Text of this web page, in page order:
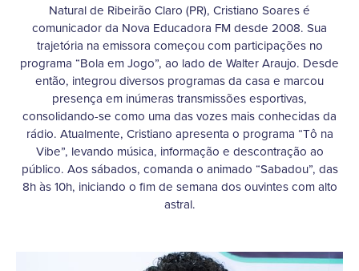
Natural de Ribeirão Claro (PR), Cristiano Soares é
comunicador da Nova Educadora FM desde 2008. Sua
trajetória na emissora começou com participações no
programa “Bola em Jogo”, ao lado de Walter Araujo. Desde
então, integrou diversos programas da casa e marcou
presença em inúmeras transmissões esportivas,
consolidando-se como uma das vozes mais conhecidas da
rádio. Atualmente, Cristiano apresenta o programa “Tô na
Vibe”, levando música, informação e descontração ao
público. Aos sábados, comanda o animado “Sabadou”, das
8h às 10h, iniciando o fim de semana dos ouvintes com alto
astral.